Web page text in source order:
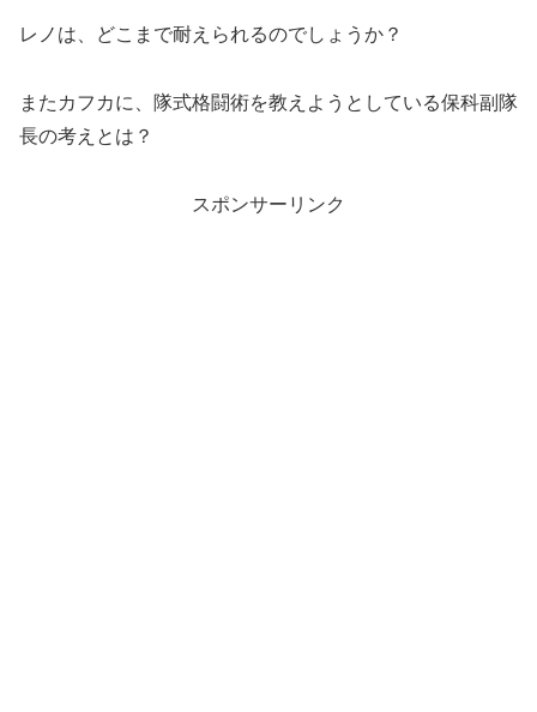
レノは、どこまで耐えられるのでしょうか？
またカフカに、隊式格闘術を教えようとしている保科副隊
長の考えとは？
スポンサーリンク